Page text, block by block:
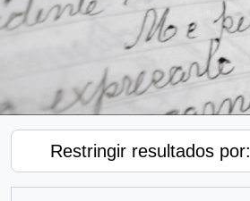
Restringir resultados por: